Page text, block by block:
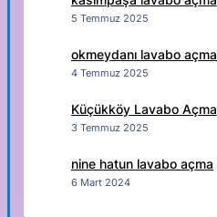
5 Temmuz 2025
okmeydanı lavabo açma
4 Temmuz 2025
Küçükköy Lavabo Açma
3 Temmuz 2025
nine hatun lavabo açma
6 Mart 2024